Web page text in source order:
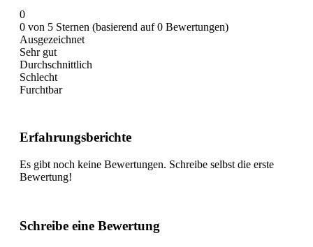
0
0 von 5 Sternen (basierend auf 0 Bewertungen)
Ausgezeichnet
Sehr gut
Durchschnittlich
Schlecht
Furchtbar
Erfahrungsberichte
Es gibt noch keine Bewertungen. Schreibe selbst die erste
Bewertung!
Schreibe eine Bewertung